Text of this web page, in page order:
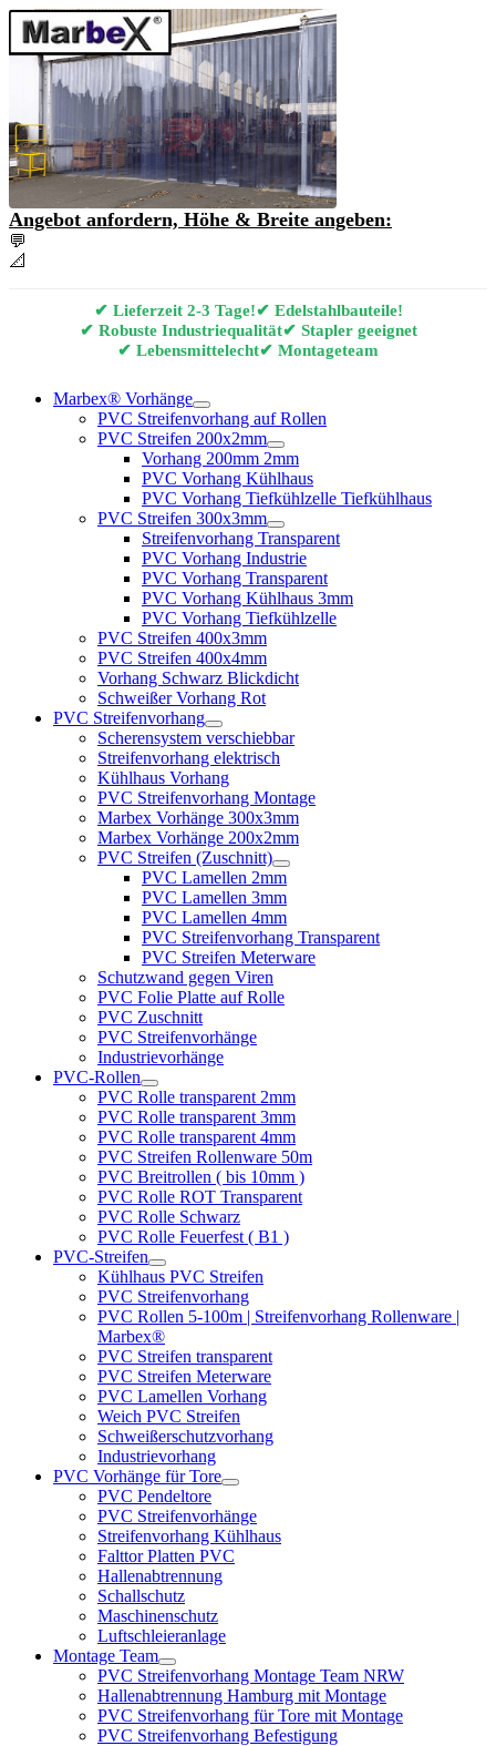
Angebot anfordern, Höhe & Breite angeben:
💬
📐
✔ Lieferzeit 2-3 Tage!✔ Edelstahlbauteile!
✔ Robuste Industriequalität✔ Stapler geeignet
✔ Lebensmittelecht✔ Montageteam
Marbex® Vorhänge
PVC Streifenvorhang auf Rollen
PVC Streifen 200x2mm
Vorhang 200mm 2mm
PVC Vorhang Kühlhaus
PVC Vorhang Tiefkühlzelle Tiefkühlhaus
PVC Streifen 300x3mm
Streifenvorhang Transparent
PVC Vorhang Industrie
PVC Vorhang Transparent
PVC Vorhang Kühlhaus 3mm
PVC Vorhang Tiefkühlzelle
PVC Streifen 400x3mm
PVC Streifen 400x4mm
Vorhang Schwarz Blickdicht
Schweißer Vorhang Rot
PVC Streifenvorhang
Scherensystem verschiebbar
Streifenvorhang elektrisch
Kühlhaus Vorhang
PVC Streifenvorhang Montage
Marbex Vorhänge 300x3mm
Marbex Vorhänge 200x2mm
PVC Streifen (Zuschnitt)
PVC Lamellen 2mm
PVC Lamellen 3mm
PVC Lamellen 4mm
PVC Streifenvorhang Transparent
PVC Streifen Meterware
Schutzwand gegen Viren
PVC Folie Platte auf Rolle
PVC Zuschnitt
PVC Streifenvorhänge
Industrievorhänge
PVC-Rollen
PVC Rolle transparent 2mm
PVC Rolle transparent 3mm
PVC Rolle transparent 4mm
PVC Streifen Rollenware 50m
PVC Breitrollen ( bis 10mm )
PVC Rolle ROT Transparent
PVC Rolle Schwarz
PVC Rolle Feuerfest ( B1 )
PVC-Streifen
Kühlhaus PVC Streifen
PVC Streifenvorhang
PVC Rollen 5-100m | Streifenvorhang Rollenware |
Marbex®
PVC Streifen transparent
PVC Streifen Meterware
PVC Lamellen Vorhang
Weich PVC Streifen
Schweißerschutzvorhang
Industrievorhang
PVC Vorhänge für Tore
PVC Pendeltore
PVC Streifenvorhänge
Streifenvorhang Kühlhaus
Falttor Platten PVC
Hallenabtrennung
Schallschutz
Maschinenschutz
Luftschleieranlage
Montage Team
PVC Streifenvorhang Montage Team NRW
Hallenabtrennung Hamburg mit Montage
PVC Streifenvorhang für Tore mit Montage
PVC Streifenvorhang Befestigung